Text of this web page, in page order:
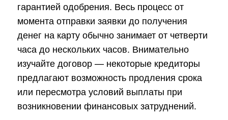
гарантией одобрения. Весь процесс от
момента отправки заявки до получения
денег на карту обычно занимает от четверти
часа до нескольких часов. Внимательно
изучайте договор — некоторые кредиторы
предлагают возможность продления срока
или пересмотра условий выплаты при
возникновении финансовых затруднений.